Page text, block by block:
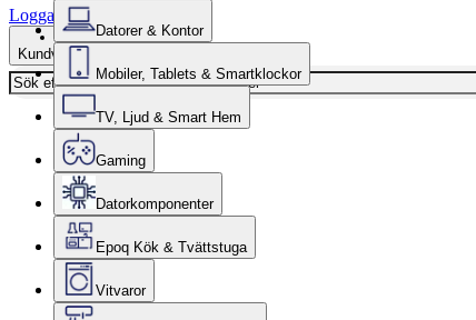
Logga in
Kundvagn
Datorer & Kontor
Mobiler, Tablets & Smartklockor
TV, Ljud & Smart Hem
Gaming
Datorkomponenter
Epoq Kök & Tvättstuga
Vitvaror